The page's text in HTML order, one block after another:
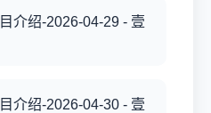
介绍-2026-04-29 - 壹
介绍-2026-04-30 - 壹